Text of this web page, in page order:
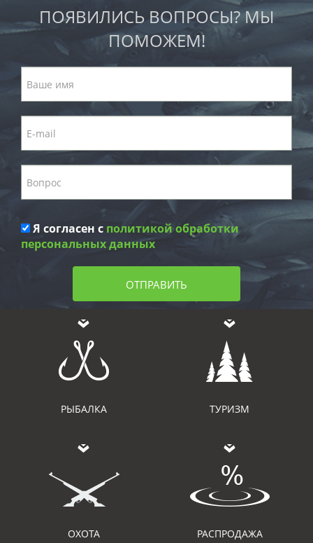
ПОЯВИЛИСЬ ВОПРОСЫ? МЫ
ПОМОЖЕМ!
Я согласен с политикой обработки
персональных данных
ОТПРАВИТЬ
РЫБАЛКА ТУРИЗМ
ОХОТА РАСПРОДАЖА